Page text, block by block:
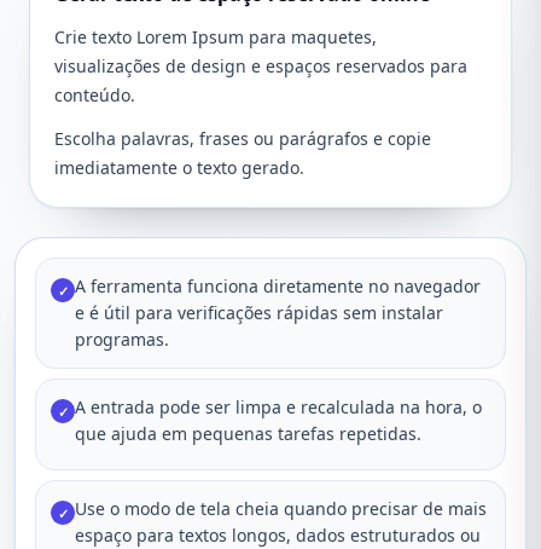
Crie texto Lorem Ipsum para maquetes,
visualizações de design e espaços reservados para
conteúdo.
Escolha palavras, frases ou parágrafos e copie
imediatamente o texto gerado.
✓ A ferramenta funciona diretamente no navegador
e é útil para verificações rápidas sem instalar
programas.
✓ A entrada pode ser limpa e recalculada na hora, o
que ajuda em pequenas tarefas repetidas.
✓ Use o modo de tela cheia quando precisar de mais
espaço para textos longos, dados estruturados ou